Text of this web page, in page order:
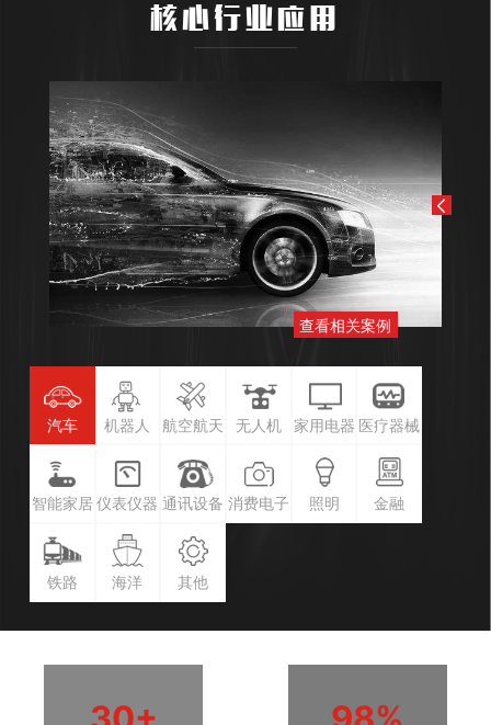
核心行业应用
查看相关案例
汽车 机器人 航空航天 无人机 家用电器 医疗器械
智能家居 仪表仪器 通讯设备 消费电子 照明 金融
铁路 海洋 其他